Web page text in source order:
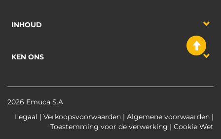
INHOUD
KEN ONS
2026 Emuca S.A
Legaal | Verkoopsvoorwaarden | Algemene voorwaarden |
Toestemming voor de verwerking | Cookie Wet